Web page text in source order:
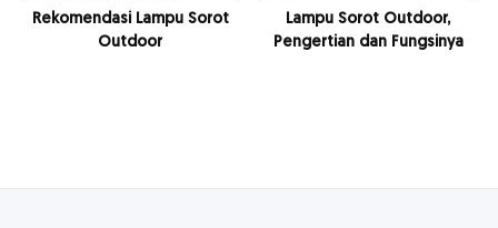
Rekomendasi Lampu Sorot
Outdoor
Lampu Sorot Outdoor,
Pengertian dan Fungsinya